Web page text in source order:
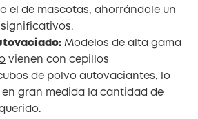
el de mascotas, ahorrándole un
Modelos de alta gama
vienen con cepillos
de polvo autovaciantes, lo
en gran medida la cantidad de